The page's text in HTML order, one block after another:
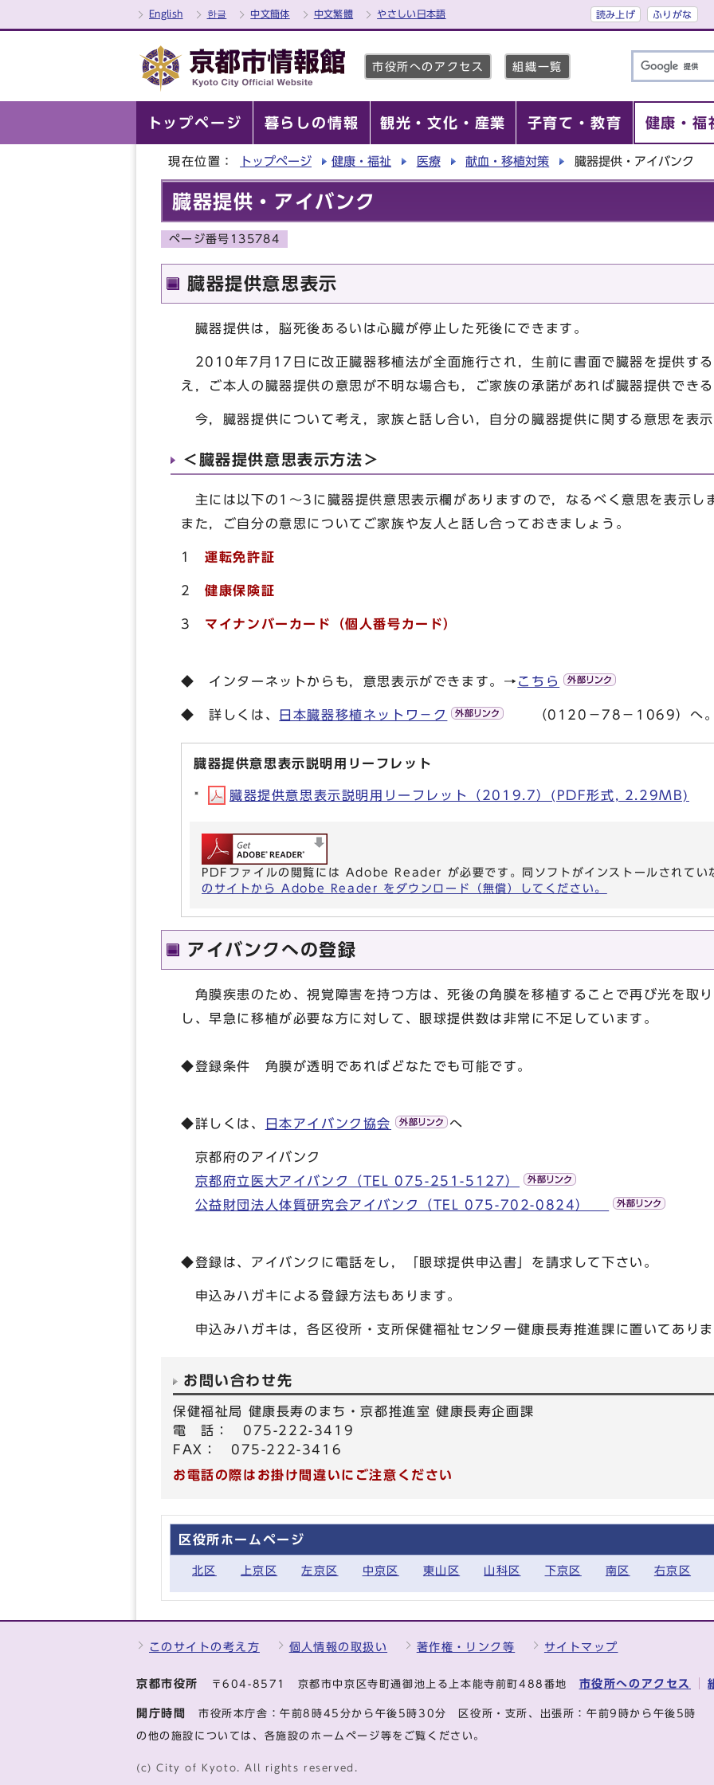
English 한글 中文簡体 中文繁體 やさしい日本語 読み上げ ふりがな
市役所へのアクセス 組織一覧
トップページ 暮らしの情報 観光・文化・産業 子育て・教育 健康・福
現在位置： トップページ 健康・福祉 医療 献血・移植対策 臓器提供・アイバンク
臓器提供・アイバンク
ページ番号135784
臓器提供意思表示
臓器提供は，脳死後あるいは心臓が停止した死後にできます。
2010年7月17日に改正臓器移植法が全面施行され，生前に書面で臓器を提供す
え，ご本人の臓器提供の意思が不明な場合も，ご家族の承諾があれば臓器提供でき
今，臓器提供について考え，家族と話し合い，自分の臓器提供に関する意思を表
＜臓器提供意思表示方法＞
主には以下の1～3に臓器提供意思表示欄がありますので，なるべく意思を表示し
また，ご自分の意思についてご家族や友人と話し合っておきましょう。
1運転免許証
2健康保険証
3 マイナンバーカード（個人番号カード）
◆ インターネットからも，意思表示ができます。→ こちら
◆ 詳しくは、 日本臓器移植ネットワ－ク （0120－78－1069）へ
臓器提供意思表示説明用リーフレット
臓器提供意思表示説明用リーフレット（2019.7）(PDF形式, 2.29MB)
PDFファイルの閲覧には Adobe Reader が必要です。同ソフトがインストールされてい
のサイトから Adobe Reader をダウンロード（無償）してください。
アイバンクへの登録
角膜疾患のため、視覚障害を持つ方は、死後の角膜を移植することで再び光を取
し、早急に移植が必要な方に対して、眼球提供数は非常に不足しています。
◆登録条件 角膜が透明であればどなたでも可能です。
◆詳しくは、 日本アイバンク協会 へ
京都府のアイバンク
京都府立医大アイバンク（TEL 075-251-5127）
公益財団法人体質研究会アイバンク（TEL 075-702-0824）
◆登録は、アイバンクに電話をし，「眼球提供申込書」を請求して下さい。
申込みハガキによる登録方法もあります。
申込みハガキは，各区役所・支所保健福祉センター健康長寿推進課に置いてあり
お問い合わせ先
保健福祉局 健康長寿のまち・京都推進室 健康長寿企画課
電 話： 075-222-3419
FAX： 075-222-3416
お電話の際はお掛け間違いにご注意ください
区役所ホームページ
北区 上京区 左京区 中京区 東山区 山科区 下京区 南区 右京区
このサイトの考え方 個人情報の取扱い 著作権・リンク等 サイトマップ
京都市役所 〒604-8571 京都市中京区寺町通御池上る上本能寺前町488番地 市役所へのアクセス
開庁時間 市役所本庁舎：午前8時45分から午後5時30分 区役所・支所、出張所：午前9時から午後5時
の他の施設については、各施設のホームページ等をご覧ください。
(c) City of Kyoto. All rights reserved.